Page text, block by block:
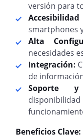
versión para
smartphones
Alta
necesidades
Integración:
de
Soporte y
Beneficios Clave: